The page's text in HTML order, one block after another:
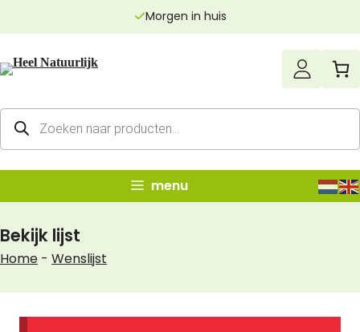
inhoud
Morgen in huis
Producten
zoeken
menu
Bekijk lijst
Home - Wenslijst